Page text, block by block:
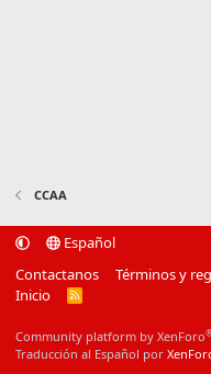
CCAA
Español
Contactanos
Términos y
Inicio
R
Community platform by XenForo
Traducción al Español por